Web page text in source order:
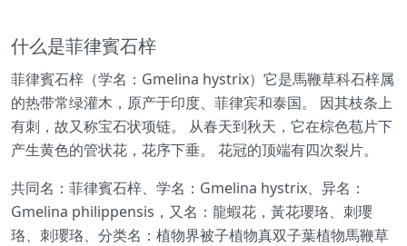
什么是菲律賓石梓
菲律賓石梓（学名：Gmelina hystrix）它是馬鞭草科石梓属
的热带常绿灌木，原产于印度、菲律宾和泰国。 因其枝条上
有刺，故又称宝石状项链。 从春天到秋天，它在棕色苞片下
产生黄色的管状花，花序下垂。 花冠的顶端有四次裂片。
共同名：菲律賓石梓、学名：Gmelina hystrix、异名：
Gmelina philippensis，又名：龍蝦花，黃花瓔珞、刺瓔
珞、刺瓔珞、分类名：植物界被子植物真双子葉植物馬鞭草